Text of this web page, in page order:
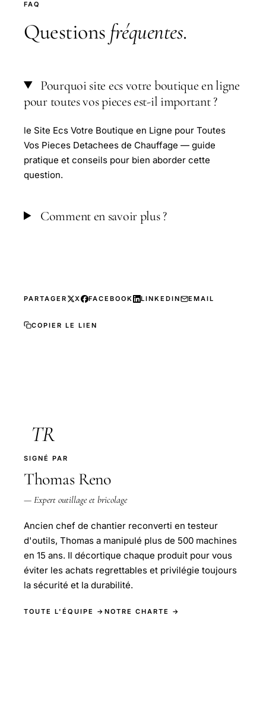
FAQ
Questions fréquentes.
Pourquoi site ecs votre boutique en ligne
pour toutes vos pieces est-il important ?
le Site Ecs Votre Boutique en Ligne pour Toutes
Vos Pieces Detachees de Chauffage — guide
pratique et conseils pour bien aborder cette
question.
Comment en savoir plus ?
PARTAGER X FACEBOOK LINKEDIN EMAIL
COPIER LE LIEN
TR
SIGNÉ PAR
Thomas Reno
— Expert outillage et bricolage
Ancien chef de chantier reconverti en testeur
d'outils, Thomas a manipulé plus de 500 machines
en 15 ans. Il décortique chaque produit pour vous
éviter les achats regrettables et privilégie toujours
la sécurité et la durabilité.
TOUTE L'ÉQUIPE → NOTRE CHARTE →